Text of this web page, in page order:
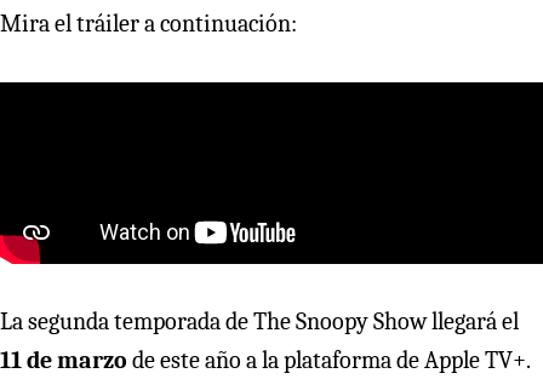
Mira el tráiler a continuación:
La segunda temporada de The Snoopy Show llegará el
11 de marzo de este año a la plataforma de Apple TV+.